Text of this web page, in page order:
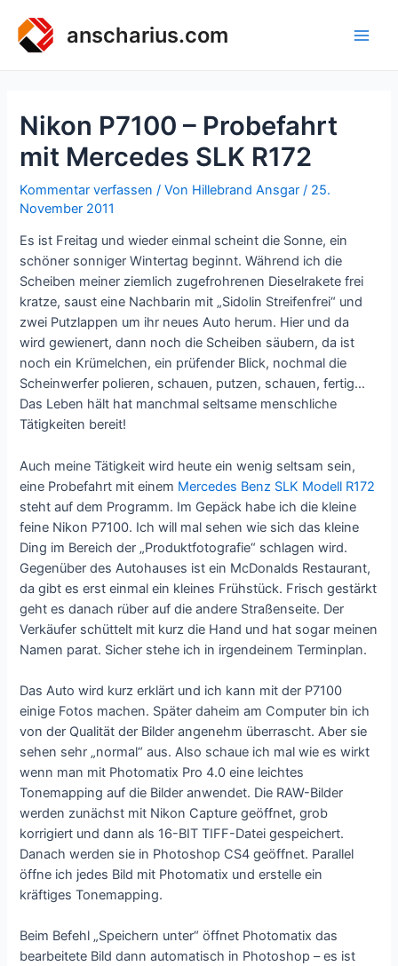
Inhalt
springen
anscharius.com
Nikon P7100 – Probefahrt
mit Mercedes SLK R172
Kommentar verfassen / Von Hillebrand Ansgar / 25.
November 2011
Es ist Freitag und wieder einmal scheint die Sonne, ein
schöner sonniger Wintertag beginnt. Während ich die
Scheiben meiner ziemlich zugefrohrenen Dieselrakete frei
kratze, saust eine Nachbarin mit „Sidolin Streifenfrei“ und
zwei Putzlappen um ihr neues Auto herum. Hier und da
wird gewienert, dann noch die Scheiben säubern, da ist
noch ein Krümelchen, ein prüfender Blick, nochmal die
Scheinwerfer polieren, schauen, putzen, schauen, fertig…
Das Leben hält hat manchmal seltsame menschliche
Tätigkeiten bereit!
Auch meine Tätigkeit wird heute ein wenig seltsam sein,
eine Probefahrt mit einem Mercedes Benz SLK Modell R172
steht auf dem Programm. Im Gepäck habe ich die kleine
feine Nikon P7100. Ich will mal sehen wie sich das kleine
Ding im Bereich der „Produktfotografie“ schlagen wird.
Gegenüber des Autohauses ist ein McDonalds Restaurant,
da gibt es erst einmal ein kleines Frühstück. Frisch gestärkt
geht es danach rüber auf die andere Straßenseite. Der
Verkäufer schüttelt mit kurz die Hand und hat sogar meinen
Namen parat. Sicher stehe ich in irgendeinem Terminplan.
Das Auto wird kurz erklärt und ich kann mit der P7100
einige Fotos machen. Später daheim am Computer bin ich
von der Qualität der Bilder angenehm überrascht. Aber sie
sehen sehr „normal“ aus. Also schaue ich mal wie es wirkt
wenn man mit Photomatix Pro 4.0 eine leichtes
Tonemapping auf die Bilder anwendet. Die RAW-Bilder
werden zunächst mit Nikon Capture geöffnet, grob
korrigiert und dann als 16-BIT TIFF-Datei gespeichert.
Danach werden sie in Photoshop CS4 geöffnet. Parallel
öffne ich jedes Bild mit Photomatix und erstelle ein
kräftiges Tonemapping.
Beim Befehl „Speichern unter“ öffnet Photomatix das
bearbeitete Bild dann automatisch in Photoshop – es ist